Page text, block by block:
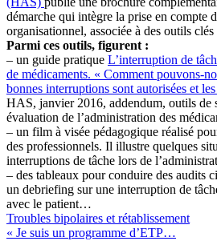
démarche qui intègre la prise en compte
organisationnel, associée à des outils clés
Parmi ces outils, figurent :
– un guide pratique L’interruption de
de médicaments. « Comment pouvons-
bonnes interruptions sont autorisées et
HAS, janvier 2016, addendum, outils de
évaluation de l’administration des
– un film à visée pédagogique réalisé
des professionnels. Il illustre quelques
interruptions de tâche lors de
– des tableaux pour conduire des audits
un debriefing sur une interruption de
avec le patient…
Troubles bipolaires et rétablissement
« Je suis un programme d’ETP…